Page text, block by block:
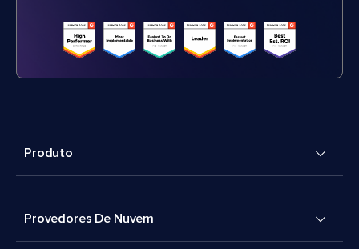
Produto
Provedores De Nuvem